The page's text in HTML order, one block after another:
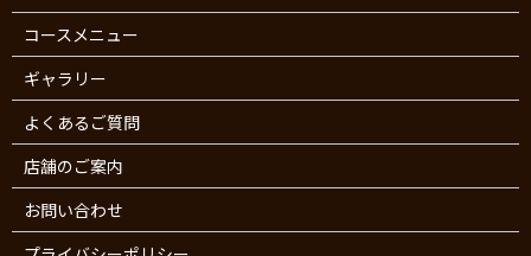
コースメニュー
ギャラリー
よくあるご質問
店舗のご案内
お問い合わせ